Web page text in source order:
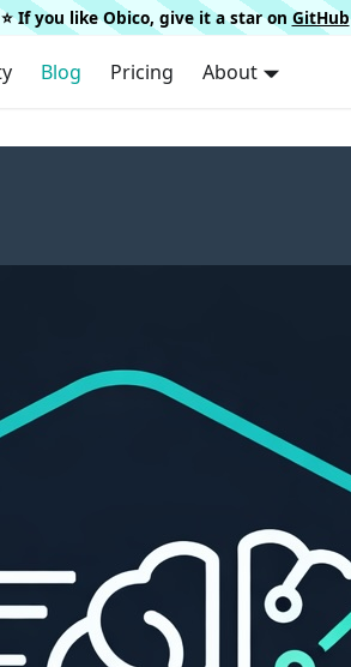
⭐️ If you like Obico, give it a star on GitHub
Blog Pricing About